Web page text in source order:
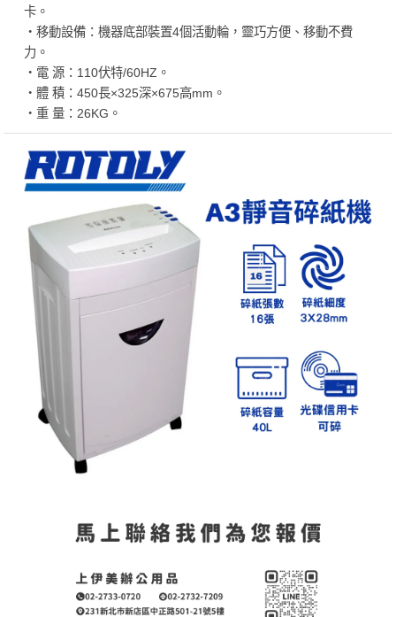
卡。
‧移動設備：機器底部裝置4個活動輪，靈巧方便、移動不費
力。
‧電 源：110伏特/60HZ。
‧體 積：450長×325深×675高mm。
‧重 量：26KG。